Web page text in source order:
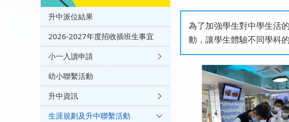
為了加強學生對中學生活
動，讓學生體驗不同學科的
升中派位結果
2026-2027年度招收插班生事宜
小一入讀申請
幼小聯繫活動
升中資訊
生涯規劃及升中聯繫活動